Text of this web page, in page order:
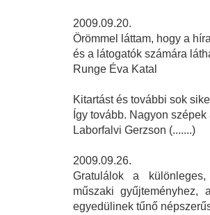
2009.09.20.
Örömmel láttam, hogy a
és a látogatók számára
Runge Éva Katal
Kitartást és további sok
Így tovább. Nagyon szépek
Laborfalvi Gerzson (.......)
2009.09.26.
Gratulálok a
műszaki
egyedülinek tűnő